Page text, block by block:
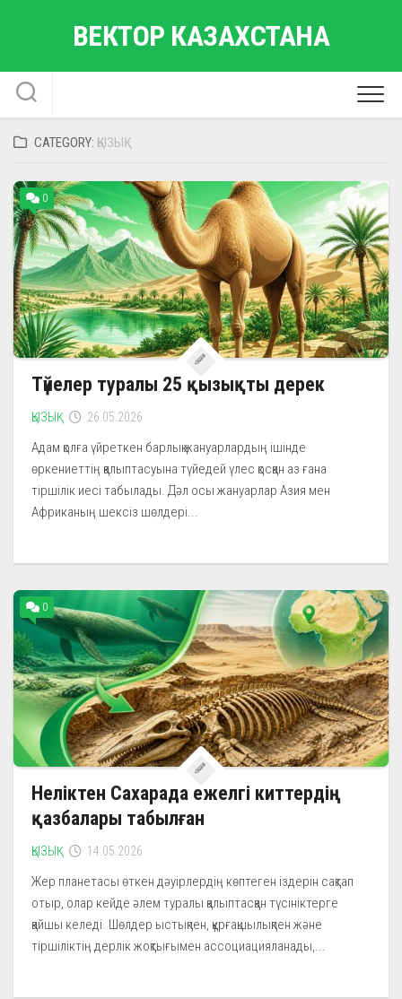
ВЕКТОР КАЗАХСТАНА
CATEGORY: ҚЫЗЫҚ
0
Түйелер туралы 25 қызықты дерек
ҚЫЗЫҚ 26.05.2026
Адам қолға үйреткен барлық жануарлардың ішінде
өркениеттің қалыптасуына түйедей үлес қосқан аз ғана
тіршілік иесі табылады. Дәл осы жануарлар Азия мен
Африканың шексіз шөлдері...
0
Неліктен Сахарада ежелгі киттердің
қазбалары табылған
ҚЫЗЫҚ 14.05.2026
Жер планетасы өткен дәуірлердің көптеген іздерін сақтап
отыр, олар кейде әлем туралы қалыптасқан түсініктерге
қайшы келеді. Шөлдер ыстықпен, құрғақшылықпен және
тіршіліктің дерлік жоқтығымен ассоциацияланады,...